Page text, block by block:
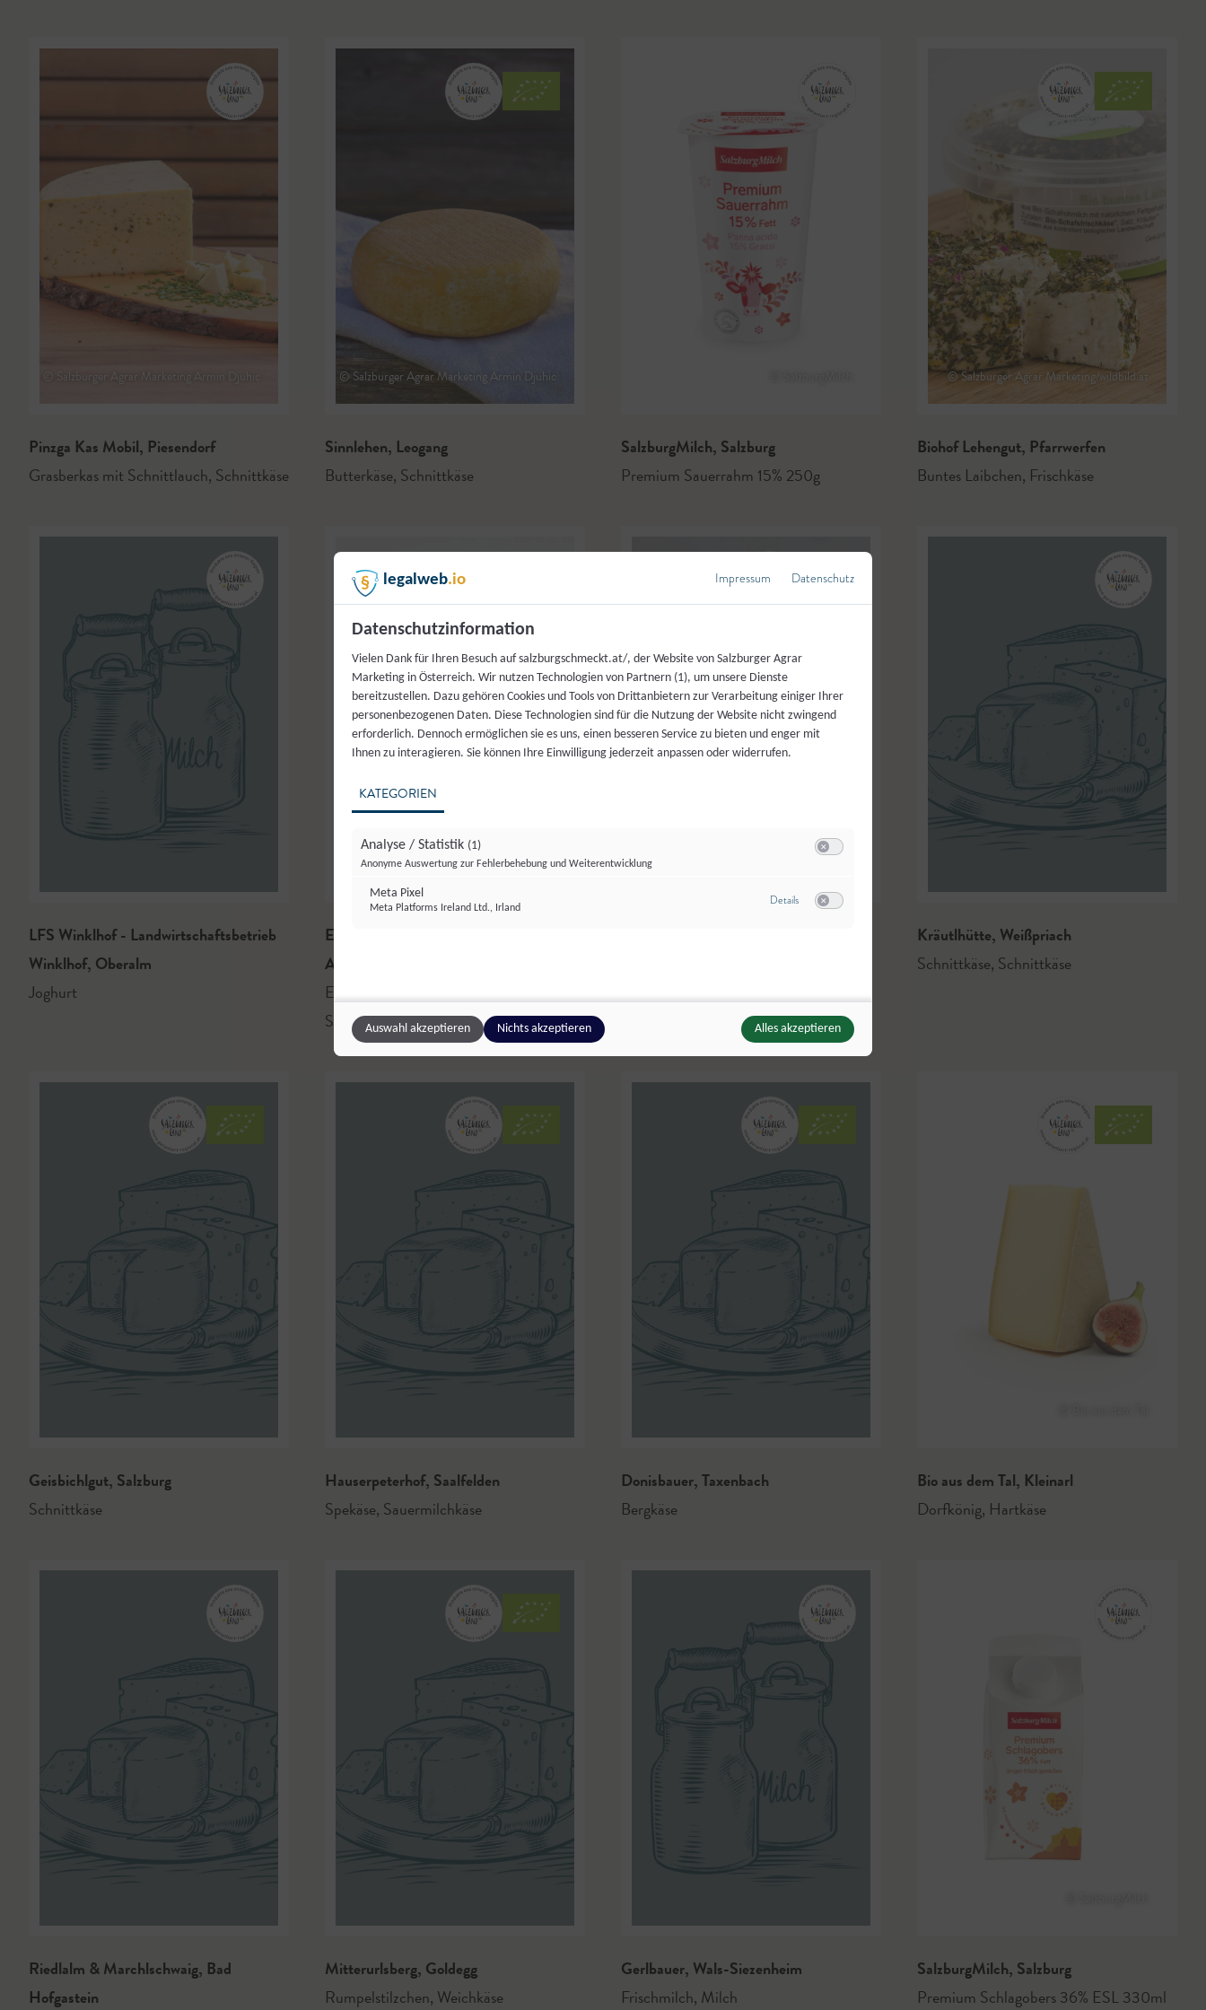
© Salzburger Agrar Marketing Armin Djuhic
Pinzga Kas Mobil, Piesendorf
Grasberkas mit Schnittlauch, Schnittkäse
© Salzburger Agrar Marketing Armin Djuhic
Sinnlehen, Leogang
Butterkäse, Schnittkäse
SalzburgMilch, Salzburg
Premium Sauerrahm 15% 250g
© Salzburger Agrar Marketing/wildbild.at
Biohof Lehengut, Pfarrwerfen
Buntes Laibchen, Frischkäse
LFS Winklhof - Landwirtschaftsbetrieb
Winklhof, Oberalm
Joghurt
© Seegut Eisl
Eisl Bio-Schafmilch-Spezialitäten
Abersee
EISL Schafkäse - Rollen Bio -
Schnittlauch,Frischkäse
Kräutlhütte, Weißpriach
Schnittkäse, Schnittkäse
Geisbichlgut, Salzburg
Schnittkäse
Hauserpeterhof, Saalfelden
Spekäse, Sauermilchkäse
Donisbauer,Taxenbach
Bergkäse
Bio aus dem Tal, Kleinarl
Dorfkönig, Hartkäse
Riedlalm & Marchlschwaig, Bad
Hofgastein
Mitterurlsberg, Goldegg
Rumpelstilzchen, Weichkäse
Gerlbauer, Wals-Siezenheim
Frischmilch, Milch
SalzburgMilch, Salzburg
Premium Schlagobers 36% ESL 330ml
legalweb.io Impressum Datenschutz
Datenschutzinformation
Vielen Dank für Ihren Besuch auf salzburgschmeckt.at/, der Website von Salzburger Agrar
Marketing in Österreich. Wir nutzen Technologien von Partnern (1), um unsere Dienste
bereitzustellen. Dazu gehören Cookies und Tools von Drittanbietern zur Verarbeitung einiger Ihrer
personenbezogenen Daten. Diese Technologien sind für die Nutzung der Website nicht zwingend
erforderlich. Dennoch ermöglichen sie es uns, einen besseren Service zu bieten und enger mit
Ihnen zu interagieren. Sie können Ihre Einwilligung jederzeit anpassen oder widerrufen.
KATEGORIEN
Analyse / Statistik (1)
Anonyme Auswertung zur Fehlerbehebung und Weiterentwicklung
Meta Pixel
Meta Platforms Ireland Ltd., Irland
Detailszu Meta Pixel
Auswahl akzeptieren Nichts akzeptieren Alles akzeptieren